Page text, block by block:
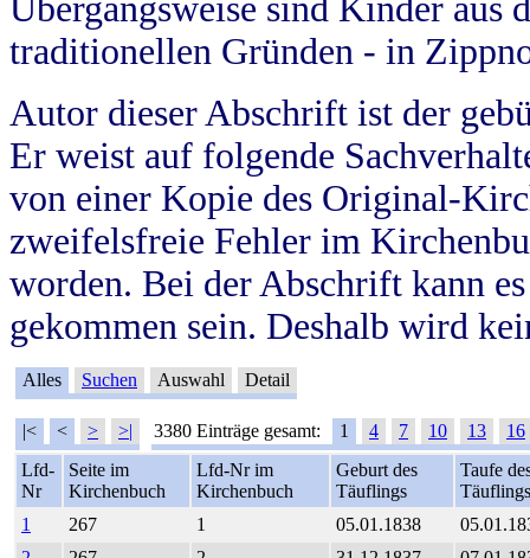
Übergangsweise sind Kinder aus
traditionellen Gründen - in
Autor dieser Abschrift ist der
Er weist auf folgende
von einer Kopie des Original-
zweifelsfreie Fehler im
worden. Bei der Abschrift kann
gekommen sein. Deshalb wird
Alles Suchen Auswahl Detail
|< < > >| 3380 Einträge gesamt: 1 4 7 10 13
16
Lfd-
Nr
Seite im
Kirchenbuch
Lfd-Nr im
Kirchenbuch
Geburt des
Täuflings
Taufe
Täuflings
1
267 1 05.01.1838